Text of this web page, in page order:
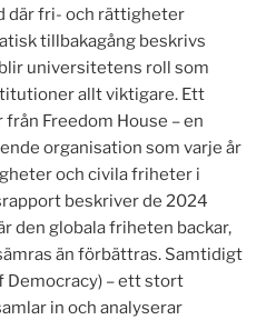
där fri- och rättigheter
tillbakagång beskrivs
universitetens roll som
allt viktigare. Ett
Freedom House – en
organisation som varje år
och civila friheter i
beskriver de 2024
den globala friheten backar,
än förbättras. Samtidigt
Democracy) – ett stort
in och analyserar